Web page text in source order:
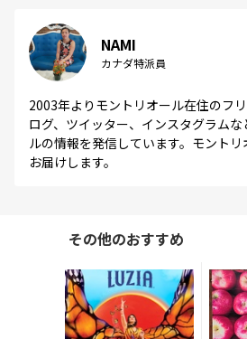
NAMI
カナダ特派員
2003年よりモントリオール在住のフ
ログ、ツイッター、インスタグラム
ルの情報を発信しています。モント
お届けします。
その他のおすすめ